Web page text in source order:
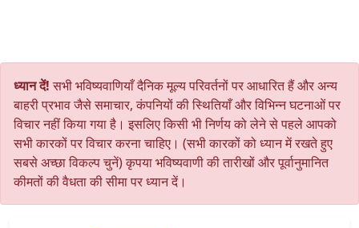
ध्यान दें! सभी भविष्यवाणियाँ दैनिक मूल्य परिवर्तनों पर आधारित हैं और अन्य
बाहरी प्रभाव जैसे समाचार, कंपनियों की स्थितियाँ और विभिन्न घटनाओं पर
विचार नहीं किया गया है। इसलिए किसी भी निर्णय को लेने से पहले आपको
सभी कारकों पर विचार करना चाहिए। (सभी कारकों को ध्यान में रखते हुए
सबसे अच्छा विकल्प चुनें) कृपया भविष्यवाणी की तारीखों और पूर्वानुमानित
कीमतों की वैधता की सीमा पर ध्यान दें।